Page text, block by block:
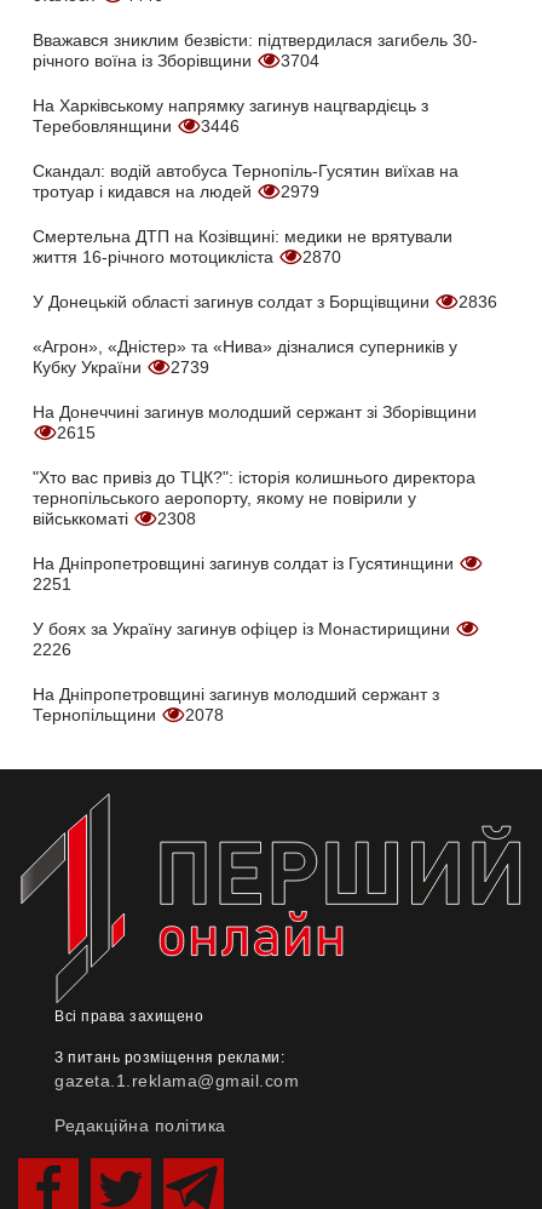
Вважався зниклим безвісти: підтвердилася загибель 30-
річного воїна із Зборівщини
3704
На Харківському напрямку загинув нацгвардієць з
Теребовлянщини
3446
Скандал: водій автобуса Тернопіль-Гусятин виїхав на
тротуар і кидався на людей
2979
Смертельна ДТП на Козівщині: медики не врятували
життя 16-річного мотоцикліста
2870
У Донецькій області загинув солдат з Борщівщини 2836
«Агрон», «Дністер» та «Нива» дізналися суперників у
Кубку України
2739
На Донеччині загинув молодший сержант зі Зборівщини
2615
"Хто вас привіз до ТЦК?": історія колишнього директора
тернопільського аеропорту, якому не повірили у
військкоматі
2308
На Дніпропетровщині загинув солдат із Гусятинщини
2251
У боях за Україну загинув офіцер із Монастирищини
2226
На Дніпропетровщині загинув молодший сержант з
Тернопільщини
2078
Всі права захищено
З питань розміщення реклами:
gazeta.1.reklama@gmail.com
Редакційна політика